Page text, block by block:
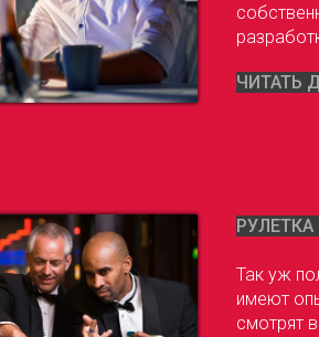
ЧИТАТЬ
Так уж
имеют
смотрят